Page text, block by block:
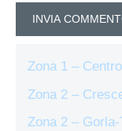
Zona 1 –
Zona 2 –
Zona 2 –